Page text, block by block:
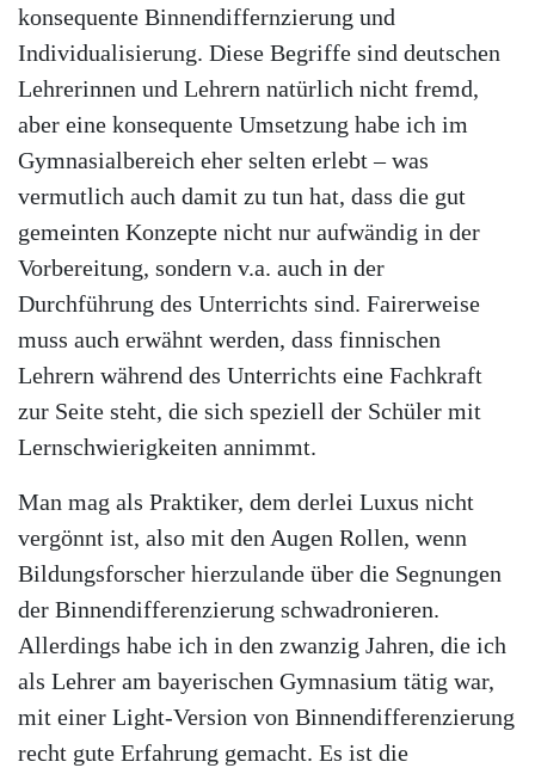
konsequente Binnendiffernzierung und
Individualisierung. Diese Begriffe sind deutschen
Lehrerinnen und Lehrern natürlich nicht fremd,
aber eine konsequente Umsetzung habe ich im
Gymnasialbereich eher selten erlebt – was
vermutlich auch damit zu tun hat, dass die gut
gemeinten Konzepte nicht nur aufwändig in der
Vorbereitung, sondern v.a. auch in der
Durchführung des Unterrichts sind. Fairerweise
muss auch erwähnt werden, dass finnischen
Lehrern während des Unterrichts eine Fachkraft
zur Seite steht, die sich speziell der Schüler mit
Lernschwierigkeiten annimmt.
Man mag als Praktiker, dem derlei Luxus nicht
vergönnt ist, also mit den Augen Rollen, wenn
Bildungsforscher hierzulande über die Segnungen
der Binnendifferenzierung schwadronieren.
Allerdings habe ich in den zwanzig Jahren, die ich
als Lehrer am bayerischen Gymnasium tätig war,
mit einer Light-Version von Binnendifferenzierung
recht gute Erfahrung gemacht. Es ist die